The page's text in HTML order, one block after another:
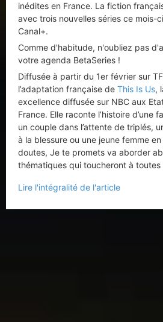
inédites en France. La fiction
avec trois nouvelles séries ce mois-
Canal+.
Comme d'habitude, n'oubliez pas
votre agenda BetaSeries !
Diffusée à partir du 1er février sur
l’adaptation française de This Is Us,
excellence diffusée sur NBC aux
France. Elle raconte l’histoire d’une
un couple dans l’attente de triplés,
à la blessure ou une jeune femme
doutes, Je te promets va aborder
thématiques qui toucheront à toutes
Lire l'intégralité de l'article